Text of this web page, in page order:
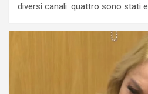
diversi canali: quattro sono stati